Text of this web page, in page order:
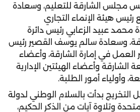
مجلس الشارقة للتعليم، وسعادة
هيئة الإنماء التجاري
محمد عبيد الزعابي رئيس دائرة
وسعادة سالم يوسف القصير رئيس
العمل في إمارة الشارقة، وأعضاء
وأعضاء الهيئتين الإدارية
وأولياء أمور الطلبة.
التخريج بدأت بالسلام الوطني لدولة
وتلاوة آيات من الذكر الحكيم،